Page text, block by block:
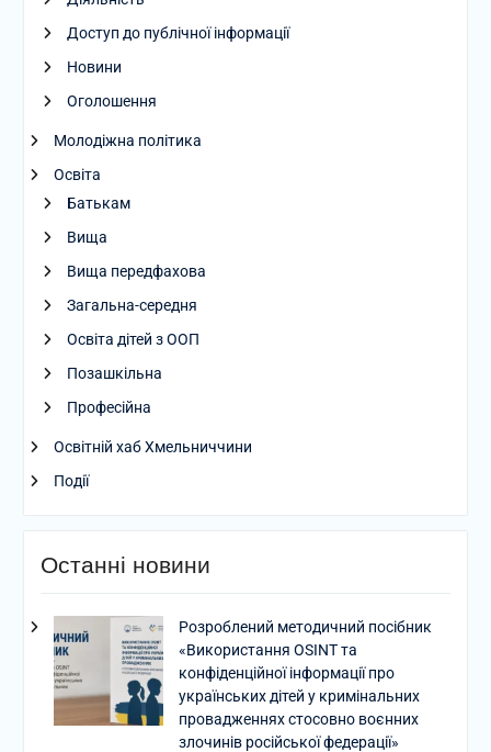
Доступ до публічної інформації
Новини
Оголошення
Молодіжна політика
Освіта
Батькам
Вища
Вища передфахова
Загальна-середня
Освіта дітей з ООП
Позашкільна
Професійна
Освітній хаб Хмельниччини
Події
Останні новини
Розроблений методичний посібник
«Використання OSINT та
конфіденційної інформації про
українських дітей у кримінальних
провадженнях стосовно воєнних
злочинів російської федерації»